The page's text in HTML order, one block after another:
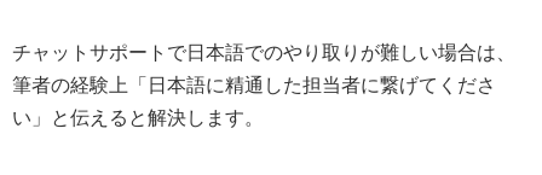
チャットサポートで日本語でのやり取りが難しい場合は、
筆者の経験上「日本語に精通した担当者に繋げてくださ
い」と伝えると解決します。